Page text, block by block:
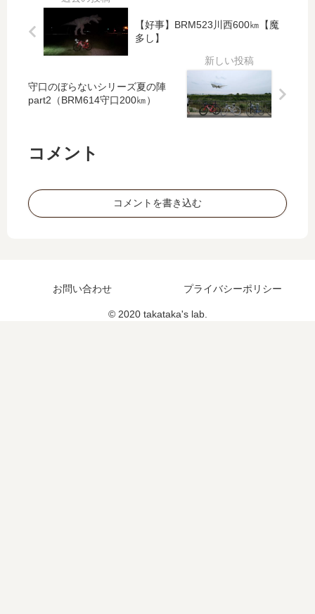
ver
rt2
う
F
35
を
日
人
仕
ぬ
【好事】BRM523川西600㎞【魔
多し】
守口のぼらないシリーズ夏の陣
part2（BRM614守口200㎞）
コメント
コメントを書き込む
お問い合わせ プライバシーポリシー
© 2020 takataka's lab.